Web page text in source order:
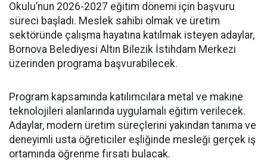
Okulu’nun 2026-2027 eğitim dönemi için başvuru
süreci başladı. Meslek sahibi olmak ve üretim
sektöründe çalışma hayatına katılmak isteyen adaylar,
Bornova Belediyesi Altın Bilezik İstihdam Merkezi
üzerinden programa başvurabilecek.
Program kapsamında katılımcılara metal ve makine
teknolojileri alanlarında uygulamalı eğitim verilecek.
Adaylar, modern üretim süreçlerini yakından tanıma ve
deneyimli usta öğreticiler eşliğinde mesleği gerçek iş
ortamında öğrenme fırsatı bulacak.